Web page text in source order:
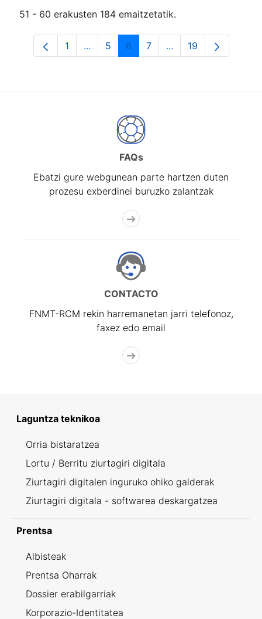
51 - 60 erakusten 184 emaitzetatik.
Orrialdea
1 ...Intermediate Pages Use TAB to
Orrialdea
5 Orrialdea
6 Orrialdea
7 ...Intermediate Pages
Orrialdea
19
FAQs
Ebatzi gure webgunean parte hartzen duten
prozesu exberdinei buruzko zalantzak
CONTACTO
FNMT-RCM rekin harremanetan jarri telefonoz,
faxez edo email
Laguntza teknikoa
Orria bistaratzea
Lortu / Berritu ziurtagiri digitala
Ziurtagiri digitalen inguruko ohiko galderak
Ziurtagiri digitala - softwarea deskargatzea
Prentsa
Albisteak
Prentsa Oharrak
Dossier erabilgarriak
Korporazio-Identitatea